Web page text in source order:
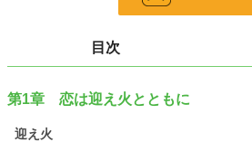
228,865 位 / 228,865 件
9,587 位 / 9,587 件
24h.ポイント 0 pt
文字数
目次
第1章 恋は迎え火とともに
迎え火